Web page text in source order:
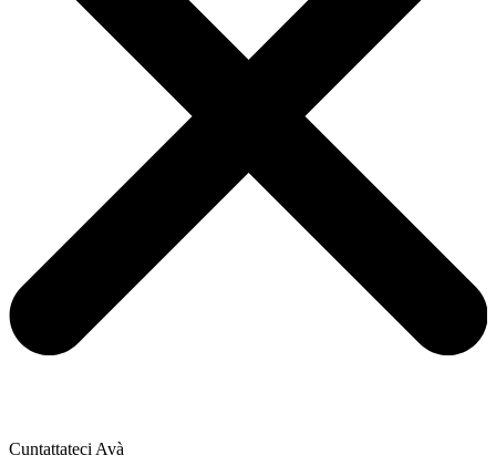
Cuntattateci Avà